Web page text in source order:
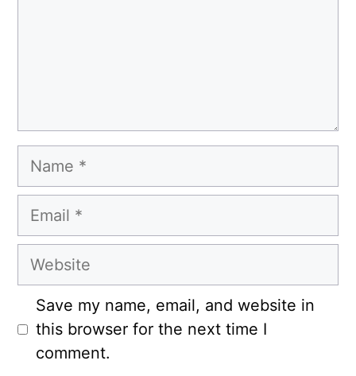
Name
Email
Website
Save my name, email, and website in
this browser for the next time I
comment.